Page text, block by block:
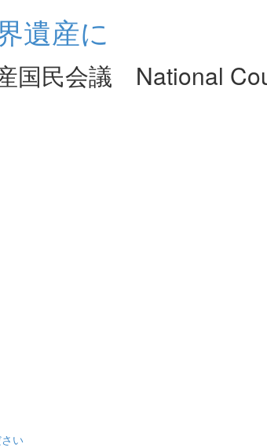
遺産に
国民会議 National
い